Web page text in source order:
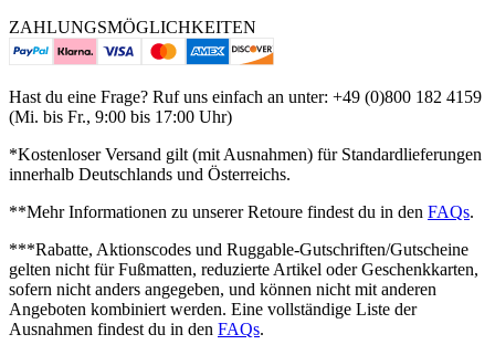
ZAHLUNGSMÖGLICHKEITEN
Hast du eine Frage? Ruf uns einfach an unter: +49 (0)800 182 4159
(Mi. bis Fr., 9:00 bis 17:00 Uhr)
*Kostenloser Versand gilt (mit Ausnahmen) für Standardlieferungen
innerhalb Deutschlands und Österreichs.
**Mehr Informationen zu unserer Retoure findest du in den FAQs.
***Rabatte, Aktionscodes und Ruggable-Gutschriften/Gutscheine
gelten nicht für Fußmatten, reduzierte Artikel oder Geschenkkarten,
sofern nicht anders angegeben, und können nicht mit anderen
Angeboten kombiniert werden. Eine vollständige Liste der
Ausnahmen findest du in den FAQs.